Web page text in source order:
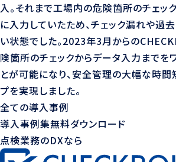
入。それまで工場内の危険箇所のチェ
に入力していたため、チェック漏れや過
い状態でした。2023年3月からの
険箇所のチェックからデータ入力までを
とが可能になり、安全管理の大幅な時
プを実現しました。
全ての導入事例
導入事例集無料ダウンロード
点検業務のDXなら